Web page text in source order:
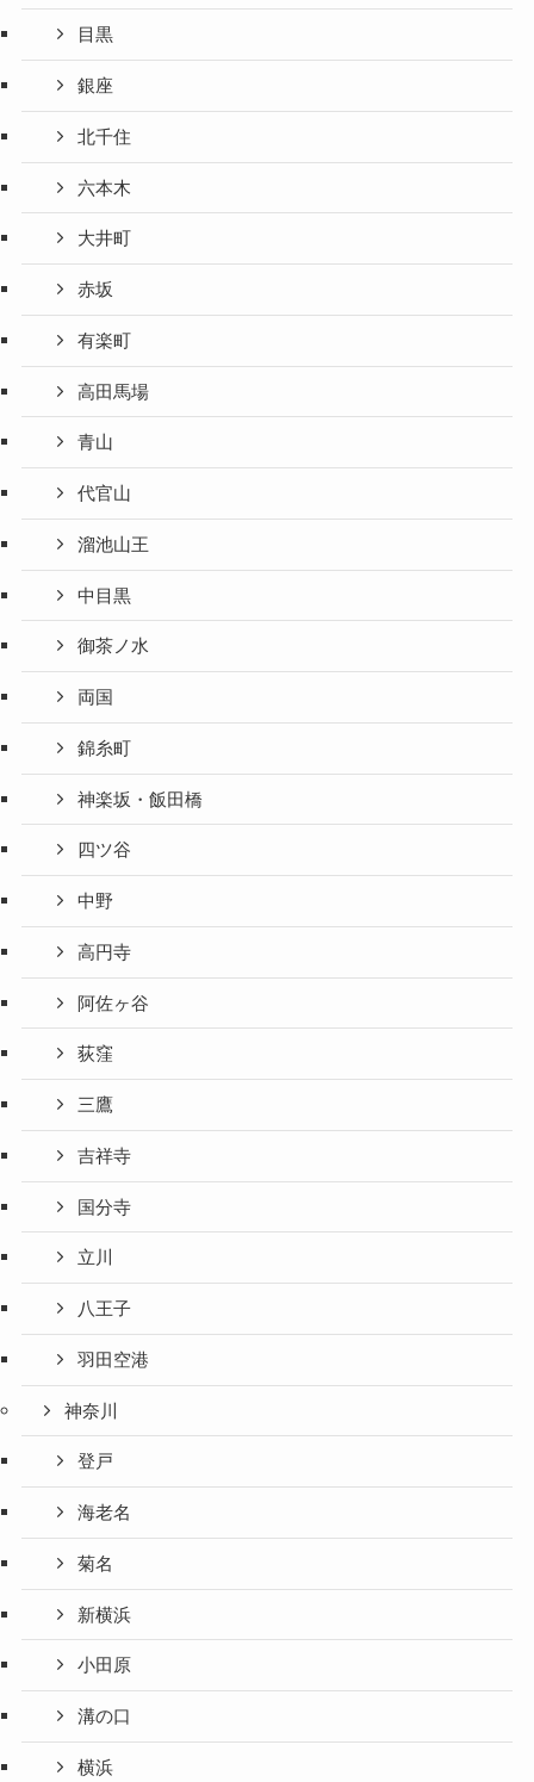
目黒
銀座
北千住
六本木
大井町
赤坂
有楽町
高田馬場
青山
代官山
溜池山王
中目黒
御茶ノ水
両国
錦糸町
神楽坂・飯田橋
四ツ谷
中野
高円寺
阿佐ヶ谷
荻窪
三鷹
吉祥寺
国分寺
立川
八王子
羽田空港
神奈川
登戸
海老名
菊名
新横浜
小田原
溝の口
横浜